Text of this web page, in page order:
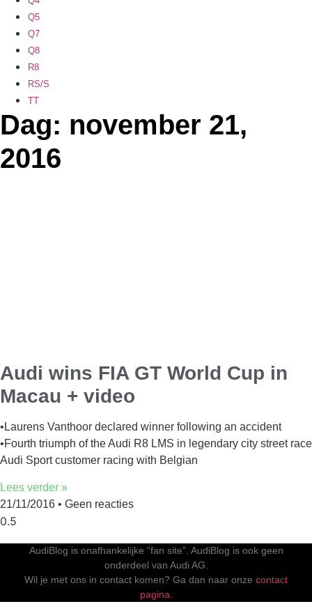
Q5
Q7
Q8
R8
RS/S
TT
Dag: november 21,
2016
Audi wins FIA GT World Cup in
Macau + video
•Laurens Vanthoor declared winner following an accident
•Fourth triumph of the Audi R8 LMS in legendary city street race
Audi Sport customer racing with Belgian
Lees verder »
21/11/2016
Geen reacties
AudiBlog is onafhankelijke “fan site”. AudiBlog is ook geen
onderdeel van Audi AG.
Wil je met ons in contact komen? Ga dan naar onze contact
pagina.